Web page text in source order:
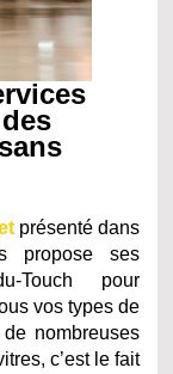
présenté dans
propose ses
Touch pour
vos types de
nombreuses
c’est le fait